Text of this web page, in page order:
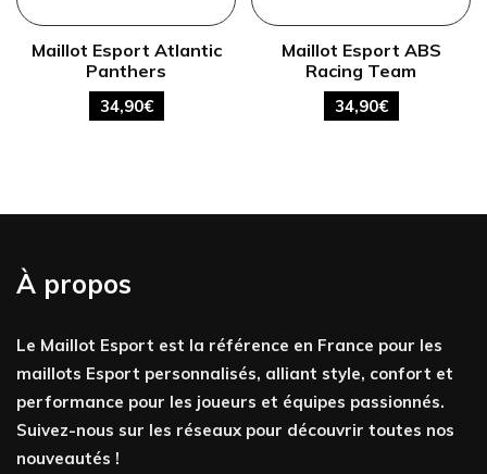
Maillot Esport Atlantic
Panthers
34,90€
Maillot Esport ABS
Racing Team
34,90€
À propos
Le Maillot Esport est la référence en France pour les
maillots Esport personnalisés, alliant style, confort et
performance pour les joueurs et équipes passionnés.
Suivez-nous sur les réseaux pour découvrir toutes nos
nouveautés !